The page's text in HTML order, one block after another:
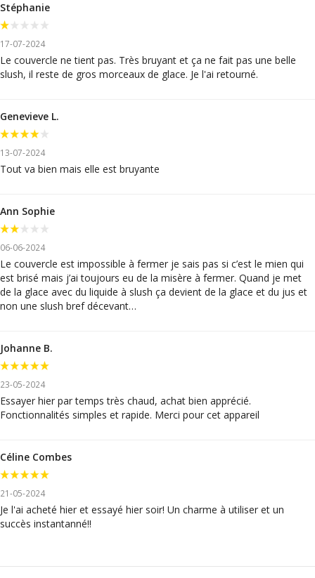
Stéphanie
17-07-2024
Le couvercle ne tient pas. Très bruyant et ça ne fait pas une belle
slush, il reste de gros morceaux de glace. Je l'ai retourné.
Genevieve L.
13-07-2024
Tout va bien mais elle est bruyante
Ann Sophie
06-06-2024
Le couvercle est impossible à fermer je sais pas si c’est le mien qui
est brisé mais j’ai toujours eu de la misère à fermer. Quand je met
de la glace avec du liquide à slush ça devient de la glace et du jus et
non une slush bref décevant…
Johanne B.
23-05-2024
Essayer hier par temps très chaud, achat bien apprécié.
Fonctionnalités simples et rapide. Merci pour cet appareil
Céline Combes
21-05-2024
Je l'ai acheté hier et essayé hier soir! Un charme à utiliser et un
succès instantanné!!